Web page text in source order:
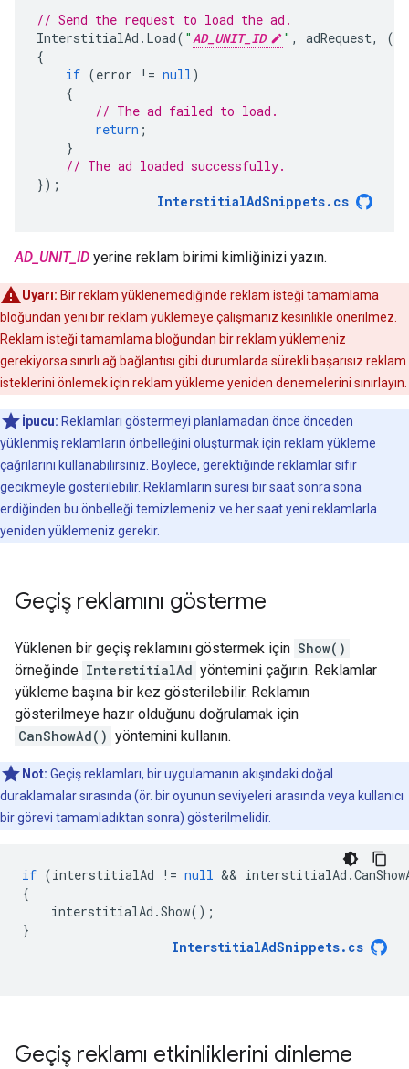
// Send the request to load the ad.
InterstitialAd . Load( "AD_UNIT_ID " , adRequest, (
{
if (error != null)
{
// The ad failed to load.
return ;
}
// The ad loaded successfully.
});
InterstitialAdSnippets. cs
AD_UNIT_ID yerine reklam birimi kimliğinizi yazın.
Uyarı: Bir reklam yüklenemediğinde reklam isteği tamamlama
bloğundan yeni bir reklam yüklemeye çalışmanız kesinlikle önerilmez.
Reklam isteği tamamlama bloğundan bir reklam yüklemeniz
gerekiyorsa sınırlı ağ bağlantısı gibi durumlarda sürekli başarısız reklam
isteklerini önlemek için reklam yükleme yeniden denemelerini sınırlayın.
İpucu: Reklamları göstermeyi planlamadan önce önceden
yüklenmiş reklamların önbelleğini oluşturmak için reklam yükleme
çağrılarını kullanabilirsiniz. Böylece, gerektiğinde reklamlar sıfır
gecikmeyle gösterilebilir. Reklamların süresi bir saat sonra sona
erdiğinden bu önbelleği temizlemeniz ve her saat yeni reklamlarla
yeniden yüklemeniz gerekir.
Geçiş reklamını gösterme
Yüklenen bir geçiş reklamını göstermek için Show()
örneğinde InterstitialAd yöntemini çağırın. Reklamlar
yükleme başına bir kez gösterilebilir. Reklamın
gösterilmeye hazır olduğunu doğrulamak için
CanShowAd() yöntemini kullanın.
Not: Geçiş reklamları, bir uygulamanın akışındaki doğal
duraklamalar sırasında (ör. bir oyunun seviyeleri arasında veya kullanıcı
bir görevi tamamladıktan sonra) gösterilmelidir.
if (interstitialAd != null && interstitialAd .
{
interstitialAd .Show();
}
InterstitialAdSnippets. cs
Geçiş reklamı etkinliklerini dinleme